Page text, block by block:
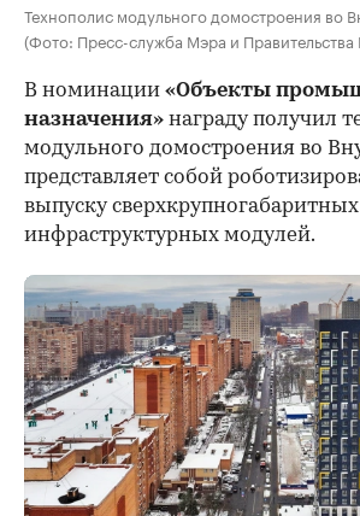
Технополис модульного домостроения во
(Фото: Пресс-служба Мэра и
В номинации «Объекты
назначения» награду получил
модульного домостроения во
представляет собой
выпуску
инфраструктурных модулей.